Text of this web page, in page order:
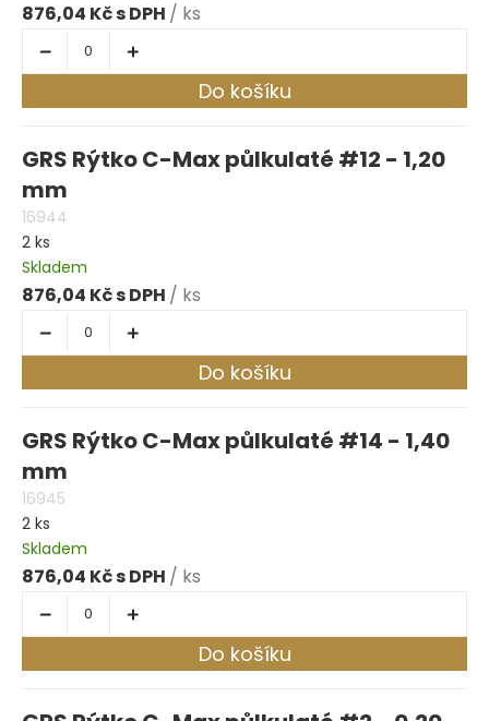
876,04 Kč / ks
Do košíku
GRS Rýtko C-Max půlkulaté #12 - 1,20
mm
16944
2 ks
Skladem
876,04 Kč / ks
Do košíku
GRS Rýtko C-Max půlkulaté #14 - 1,40
mm
16945
2 ks
Skladem
876,04 Kč / ks
Do košíku